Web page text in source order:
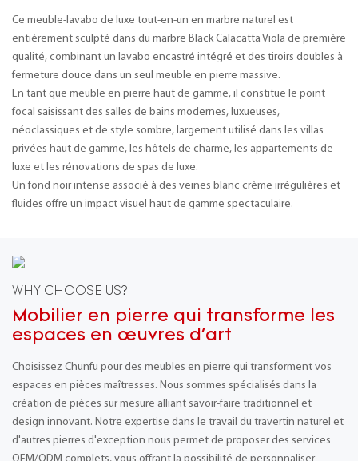
Ce meuble-lavabo de luxe tout-en-un en marbre naturel est
entièrement sculpté dans du marbre Black Calacatta Viola de première
qualité, combinant un lavabo encastré intégré et des tiroirs doubles à
fermeture douce dans un seul meuble en pierre massive.
En tant que meuble en pierre haut de gamme, il constitue le point
focal saisissant des salles de bains modernes, luxueuses,
néoclassiques et de style sombre, largement utilisé dans les villas
privées haut de gamme, les hôtels de charme, les appartements de
luxe et les rénovations de spas de luxe.
Un fond noir intense associé à des veines blanc crème irrégulières et
fluides offre un impact visuel haut de gamme spectaculaire.
WHY CHOOSE US?
Mobilier en pierre qui transforme les
espaces en œuvres d'art
Choisissez Chunfu pour des meubles en pierre qui transforment vos
espaces en pièces maîtresses. Nous sommes spécialisés dans la
création de pièces sur mesure alliant savoir-faire traditionnel et
design innovant. Notre expertise dans le travail du travertin naturel et
d'autres pierres d'exception nous permet de proposer des services